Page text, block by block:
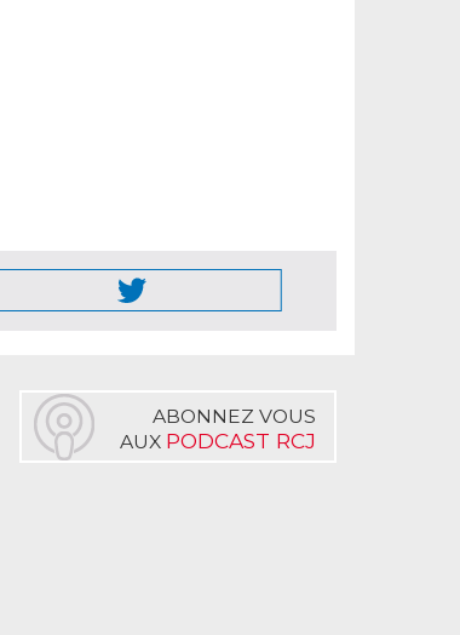
ABONNEZ VOUS
AUX PODCAST RCJ